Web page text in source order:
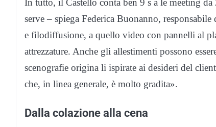
serve – spiega Federica Buonanno,
e filodiffusione, a quello video con pannelli al
attrezzature. Anche gli allestimenti possono
scenografie origina li ispirate ai desideri del
che, in linea generale, è molto gradita».
Dalla colazione alla cena